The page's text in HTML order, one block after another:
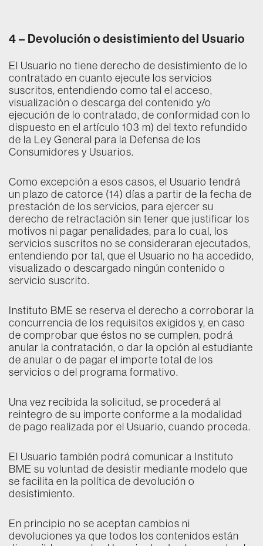
4 – Devolución o desistimiento del Usuario
El Usuario no tiene derecho de desistimiento de lo
contratado en cuanto ejecute los servicios
suscritos, entendiendo como tal el acceso,
visualización o descarga del contenido y/o
ejecución de lo contratado, de conformidad con lo
dispuesto en el artículo 103 m) del texto refundido
de la Ley General para la Defensa de los
Consumidores y Usuarios.
Como excepción a esos casos, el Usuario tendrá
un plazo de catorce (14) días a partir de la fecha de
prestación de los servicios, para ejercer su
derecho de retractación sin tener que justificar los
motivos ni pagar penalidades, para lo cual, los
servicios suscritos no se consideraran ejecutados,
entendiendo por tal, que el Usuario no ha accedido,
visualizado o descargado ningún contenido o
servicio suscrito.
Instituto BME se reserva el derecho a corroborar la
concurrencia de los requisitos exigidos y, en caso
de comprobar que éstos no se cumplen, podrá
anular la contratación, o dar la opción al estudiante
de anular o de pagar el importe total de los
servicios o del programa formativo.
Una vez recibida la solicitud, se procederá al
reintegro de su importe conforme a la modalidad
de pago realizada por el Usuario, cuando proceda.
El Usuario también podrá comunicar a Instituto
BME su voluntad de desistir mediante modelo que
se facilita en la política de devolución o
desistimiento.
En principio no se aceptan cambios ni
devoluciones ya que todos los contenidos están